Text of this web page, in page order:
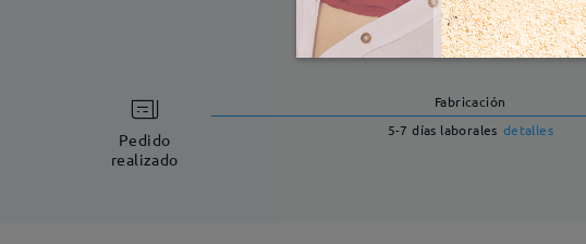
Pedido
realizado
Fabricación
5-7 días laborales detalles